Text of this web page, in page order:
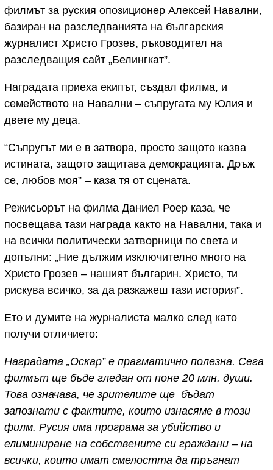
филмът за руския опозиционер Алексей Навални,
базиран на разследванията на българския
журналист Христо Грозев, ръководител на
разследващия сайт „Белингкат”.
Наградата приеха екипът, създал филма, и
семейството на Навални – съпругата му Юлия и
двете му деца.
“Съпругът ми е в затвора, просто защото казва
истината, защото защитава демокрацията. Дръж
се, любов моя” – каза тя от сцената.
Режисьорът на филма Даниел Роер каза, че
посвещава тази награда както на Навални, така и
на всички политически затворници по света и
допълни: „Ние дължим изключително много на
Христо Грозев – нашият българин. Христо, ти
рискува всичко, за да разкажеш тази история”.
Ето и думите на журналиста малко след като
получи отличието:
Наградата „Оскар” е прагматично полезна. Сега
филмът ще бъде гледан от поне 20 млн. души.
Това означава, че зрителите ще бъдат
запознати с фактите, които изнасяме в този
филм. Русия има програма за убийство и
елиминиране на собствените си граждани – на
всички, които имат смелостта да тръгнат